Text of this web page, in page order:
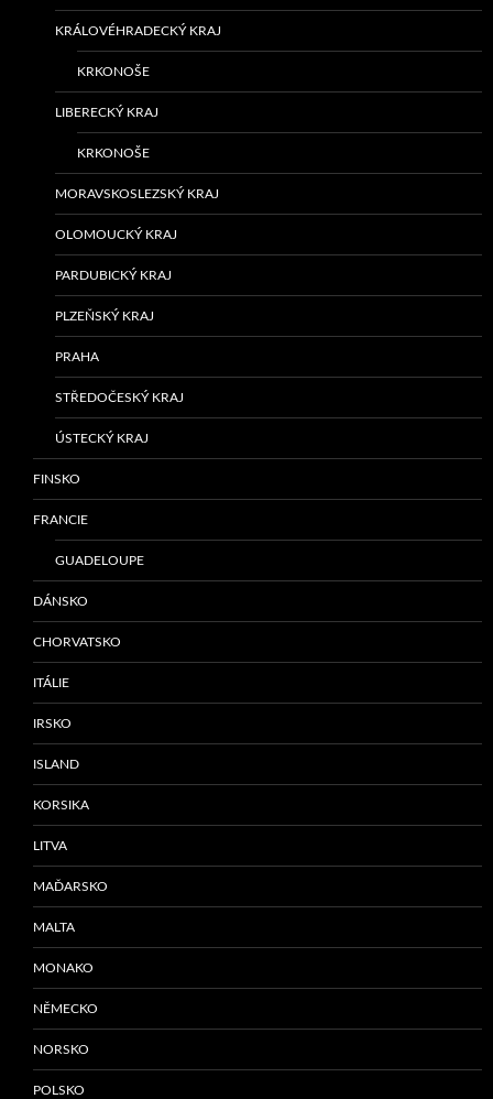
KRÁLOVÉHRADECKÝ KRAJ
KRKONOŠE
LIBERECKÝ KRAJ
KRKONOŠE
MORAVSKOSLEZSKÝ KRAJ
OLOMOUCKÝ KRAJ
PARDUBICKÝ KRAJ
PLZEŇSKÝ KRAJ
PRAHA
STŘEDOČESKÝ KRAJ
ÚSTECKÝ KRAJ
FINSKO
FRANCIE
GUADELOUPE
DÁNSKO
CHORVATSKO
ITÁLIE
IRSKO
ISLAND
KORSIKA
LITVA
MAĎARSKO
MALTA
MONAKO
NĚMECKO
NORSKO
POLSKO